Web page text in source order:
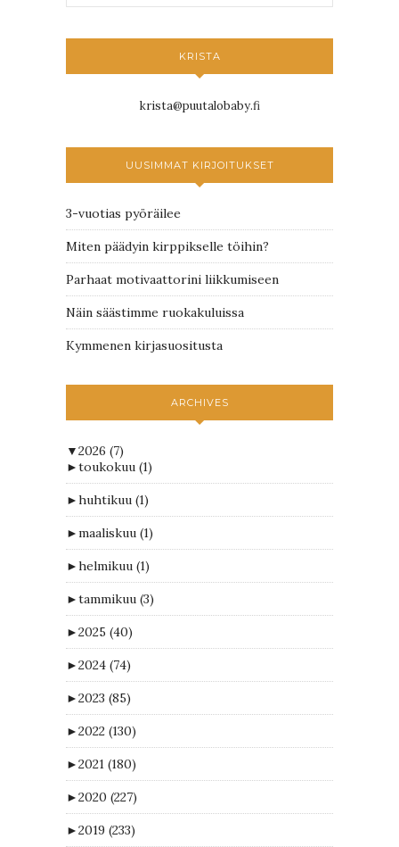
KRISTA
krista@puutalobaby.fi
UUSIMMAT KIRJOITUKSET
3-vuotias pyöräilee
Miten päädyin kirppikselle töihin?
Parhaat motivaattorini liikkumiseen
Näin säästimme ruokakuluissa
Kymmenen kirjasuositusta
ARCHIVES
▼2026 (7)
►toukokuu (1)
►huhtikuu (1)
►maaliskuu (1)
►helmikuu (1)
►tammikuu (3)
►2025 (40)
►2024 (74)
►2023 (85)
►2022 (130)
►2021 (180)
►2020 (227)
►2019 (233)